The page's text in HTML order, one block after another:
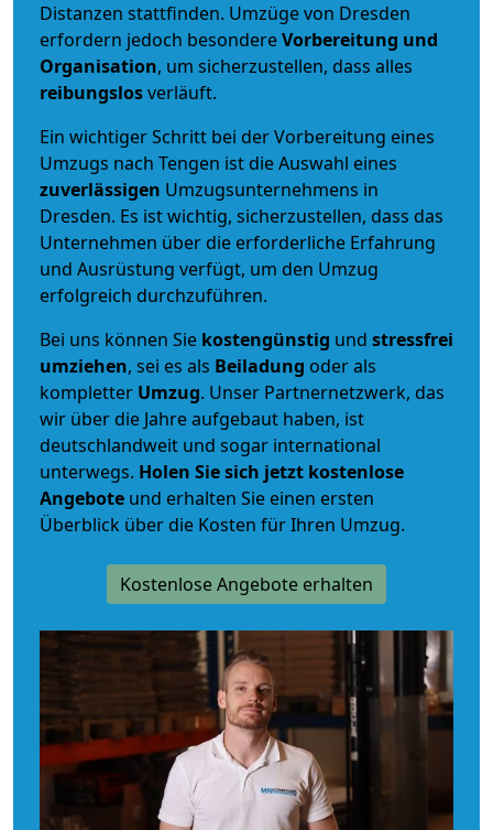
Distanzen stattfinden. Umzüge von Dresden
erfordern jedoch besondereVorbereitung und
Organisation, um sicherzustellen, dass alles
reibungslosverläuft.
Ein wichtiger Schritt bei der Vorbereitung eines
Umzugs nach Tengen ist die Auswahl eines
zuverlässigen Umzugsunternehmens in
Dresden. Es ist wichtig, sicherzustellen, dass das
Unternehmen über die erforderliche Erfahrung
und Ausrüstung verfügt, um den Umzug
erfolgreich durchzuführen.
Bei uns können Sie kostengünstig und stressfrei
umziehen, sei es als Beiladung oder als
kompletter Umzug. Unser Partnernetzwerk, das
wir über die Jahre aufgebaut haben, ist
deutschlandweit und sogar international
unterwegs. Holen Sie sich jetzt kostenlose
Angebote und erhalten Sie einen ersten
Überblick über die Kosten für Ihren Umzug.
Kostenlose Angebote erhalten